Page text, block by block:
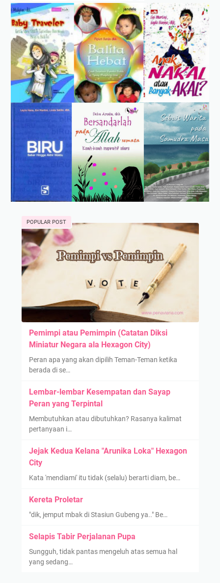
POPULAR POST
Pemimpi atau Pemimpin (Catatan Diksi
Miniatur Negara ala Hexagon City)
Peran apa yang akan dipilih Teman-Teman ketika
berada di se…
Lembar-lembar Kesempatan dan Sayap
Peran yang Terpintal
Membutuhkan atau dibutuhkan? Rasanya kalimat
pertanyaan i…
Jejak Kedua Kelana "Arunika Loka" Hexagon
City
Kata 'mendiami' itu tidak (selalu) berarti diam, be…
Kereta Proletar
"dik, jemput mbak di Stasiun Gubeng ya.." Be…
Selapis Tabir Perjalanan Pupa
Sungguh, tidak pantas mengeluh atas semua hal
yang sedang…